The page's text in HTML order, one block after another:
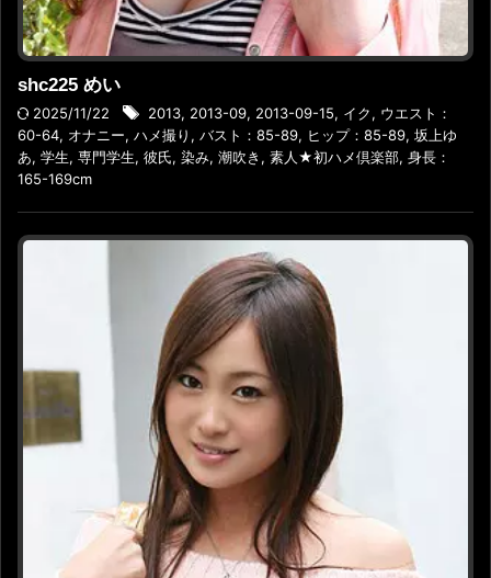
shc225 めい
2025/11/22 2013, 2013-09, 2013-09-15, イク, ウエスト：
60-64, オナニー, ハメ撮り , バスト：85-89, ヒップ：85-89, 坂上ゆ
あ, 学生, 専門学生, 彼氏, 染み, 潮吹き , 素人★初ハメ倶楽部, 身長：
165-169cm